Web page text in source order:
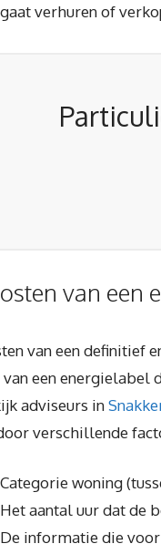
gaat verhuren of
van een
van een definitief
van een energielabel
adviseurs in
verschillende
Categorie woning
Het aantal uur dat de
De informatie die